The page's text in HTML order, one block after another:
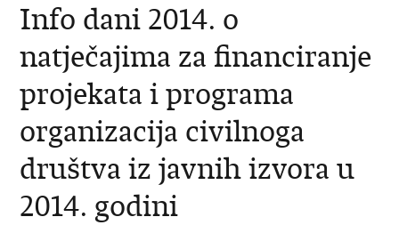
Info dani 2014. o
natječajima za financiranje
projekata i programa
organizacija civilnoga
društva iz javnih izvora u
2014. godini